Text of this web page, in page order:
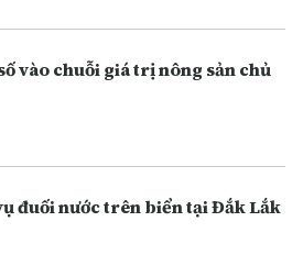
vào chuỗi giá trị nông sản chủ
đuối nước trên biển tại Đắk Lắk